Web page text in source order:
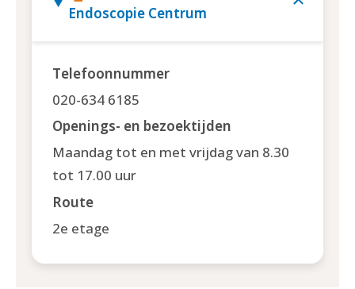
Endoscopie Centrum
Telefoonnummer
020-634 6185
Openings- en bezoektijden
Maandag tot en met vrijdag van 8.30
tot 17.00 uur
Route
2e etage